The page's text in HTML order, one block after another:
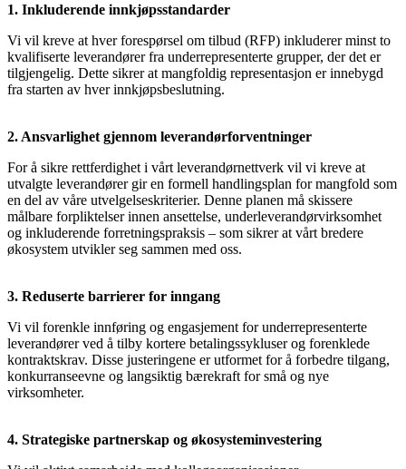
1. Inkluderende innkjøpsstandarder
Vi vil kreve at hver forespørsel om tilbud (RFP) inkluderer minst to
kvalifiserte leverandører fra underrepresenterte grupper, der det er
tilgjengelig. Dette sikrer at mangfoldig representasjon er innebygd
fra starten av hver innkjøpsbeslutning.
2. Ansvarlighet gjennom leverandørforventninger
For å sikre rettferdighet i vårt leverandørnettverk vil vi kreve at
utvalgte leverandører gir en formell handlingsplan for mangfold som
en del av våre utvelgelseskriterier. Denne planen må skissere
målbare forpliktelser innen ansettelse, underleverandørvirksomhet
og inkluderende forretningspraksis – som sikrer at vårt bredere
økosystem utvikler seg sammen med oss.
3. Reduserte barrierer for inngang
Vi vil forenkle innføring og engasjement for underrepresenterte
leverandører ved å tilby kortere betalingssykluser og forenklede
kontraktskrav. Disse justeringene er utformet for å forbedre tilgang,
konkurranseevne og langsiktig bærekraft for små og nye
virksomheter.
4. Strategiske partnerskap og økosysteminvestering